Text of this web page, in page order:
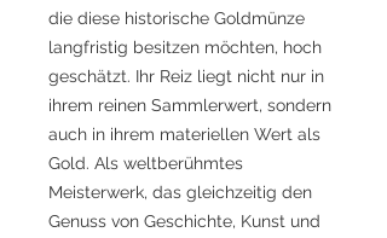
die diese historische Goldmünze
langfristig besitzen möchten, hoch
geschätzt. Ihr Reiz liegt nicht nur in
ihrem reinen Sammlerwert, sondern
auch in ihrem materiellen Wert als
Gold. Als weltberühmtes
Meisterwerk, das gleichzeitig den
Genuss von Geschichte, Kunst und